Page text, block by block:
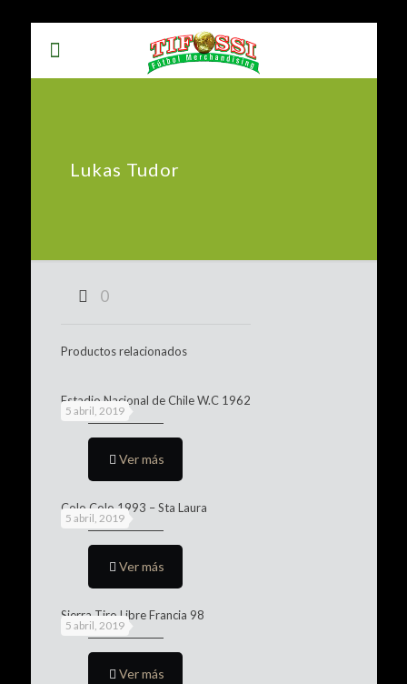
Lukas Tudor
0
Productos relacionados
5 abril, 2019
Estadio Nacional de Chile W.C 1962
Ver más
5 abril, 2019
Colo Colo 1993 – Sta Laura
Ver más
5 abril, 2019
Sierra Tiro Libre Francia 98
Ver más